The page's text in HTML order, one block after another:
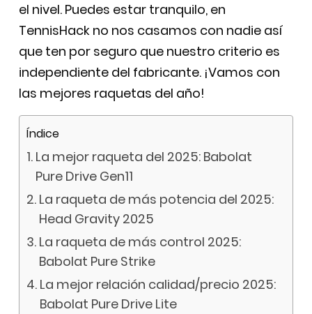
el nivel. Puedes estar tranquilo, en
TennisHack no nos casamos con nadie así
que ten por seguro que nuestro criterio es
independiente del fabricante. ¡Vamos con
las mejores raquetas del año!
Índice
La mejor raqueta del 2025: Babolat
Pure Drive Gen11
La raqueta de más potencia del 2025:
Head Gravity 2025
La raqueta de más control 2025:
Babolat Pure Strike
La mejor relación calidad/precio 2025:
Babolat Pure Drive Lite